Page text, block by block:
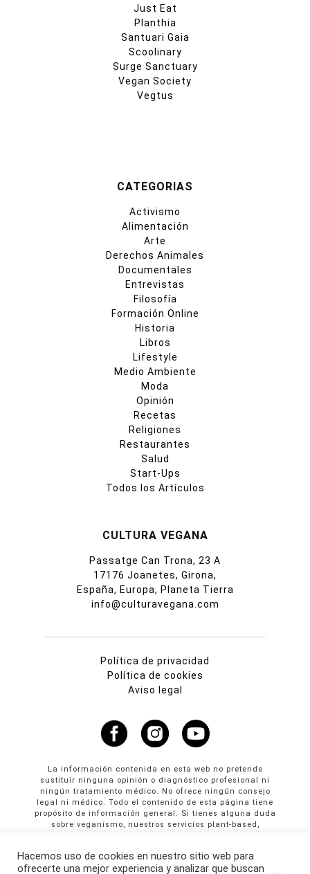
Just Eat
Planthia
Santuari Gaia
Scoolinary
Surge Sanctuary
Vegan Society
Vegtus
CATEGORIAS
Activismo
Alimentación
Arte
Derechos Animales
Documentales
Entrevistas
Filosofía
Formación Online
Historia
Libros
Lifestyle
Medio Ambiente
Moda
Opinión
Recetas
Religiones
Restaurantes
Salud
Start-Ups
Todos los Artículos
CULTURA VEGANA
Passatge Can Trona, 23 A
17176 Joanetes, Girona,
España, Europa, Planeta Tierra
info@culturavegana.com
Política de privacidad
Política de cookies
Aviso legal
La información contenida en esta web no pretende
sustituir ninguna opinión o diagnóstico profesional ni
ningún tratamiento médico. No ofrece ningún consejo
legal ni médico. Todo el contenido de esta página tiene
propósito de información general. Si tienes alguna duda
sobre veganismo, nuestros servicios plant-based,
Hacemos uso de cookies en nuestro sitio web para
ofrecerte una mejor experiencia y analizar que buscan